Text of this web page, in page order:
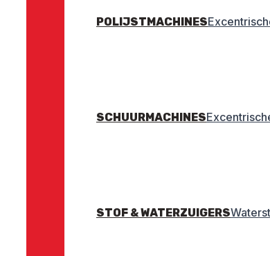
POLIJSTMACHINES
SCHUURMACHINES
STOF & WATERZUIGERS